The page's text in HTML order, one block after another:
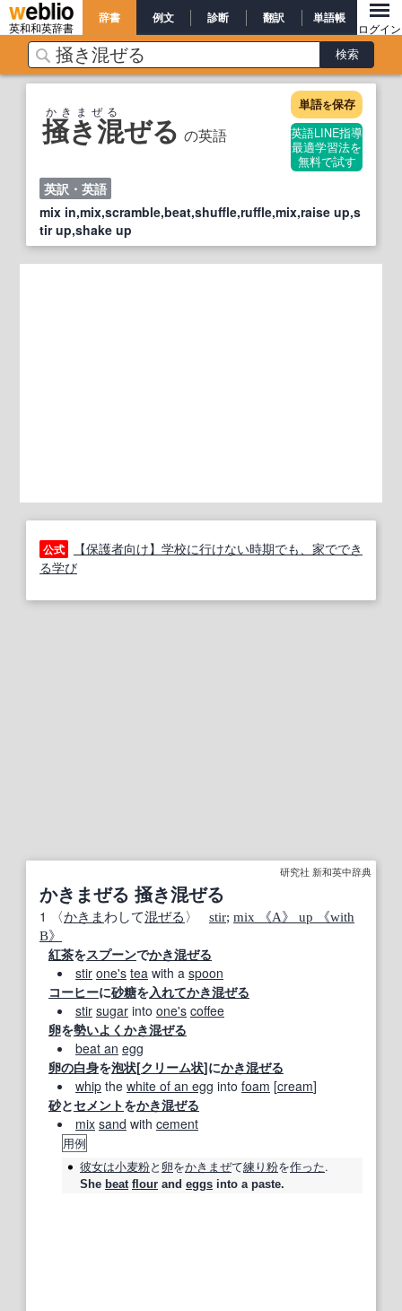
英和和英辞書
辞書 例文 診断 翻訳 単語帳
ログイン
掻き混ぜる の英語
かきまぜる 単語を保存
英語LINE指導
最適学習法を
無料で試す
英訳・英語
mix in,mix,scramble,beat,shuffle,ruffle,mix,raise up,s
tir up,shake up
公式
【保護者向け】学校に行けない時期でも、家ででき
る学び
研究社 新和英中辞典
かきまぜる 掻き混ぜる
1 〈かきま わして混ぜる 〉 stir; mix 《A》 up 《with
B》
紅茶をスプーンでかき混ぜる
stir one's tea with a spoon
コーヒーに砂糖を入れてかき混ぜる
stir sugar into one's coffee
卵を勢いよく かき混ぜる
beat an egg
卵の白身を泡状[クリーム状]にかき混ぜる
whip the white of an egg into foam [cream]
砂とセメントをかき混ぜる
mix sand with cement
用例
彼女は小麦粉と 卵をかきまぜて練り粉を作った.
She beat flour and eggs into a paste.